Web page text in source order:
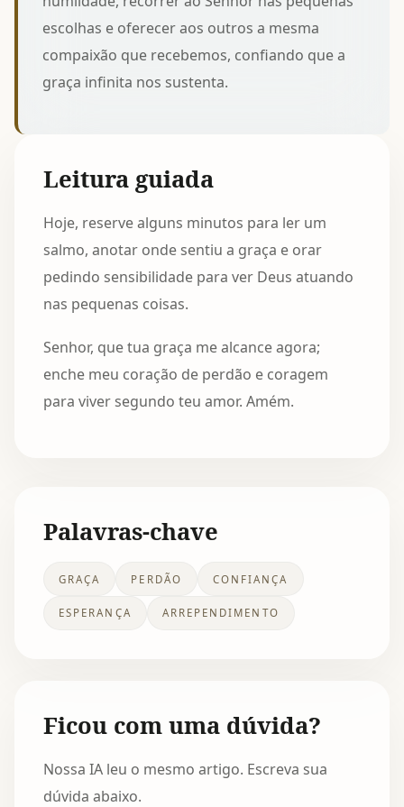
escolhas e oferecer aos outros a mesma
compaixão que recebemos, confiando que a
graça infinita nos sustenta.
Leitura guiada
Hoje, reserve alguns minutos para ler um
salmo, anotar onde sentiu a graça e orar
pedindo sensibilidade para ver Deus atuando
nas pequenas coisas.
Senhor, que tua graça me alcance agora;
enche meu coração de perdão e coragem
para viver segundo teu amor. Amém.
Palavras-chave
GRAÇA PERDÃO CONFIANÇA
ESPERANÇA ARREPENDIMENTO
Ficou com uma dúvida?
Nossa IA leu o mesmo artigo. Escreva sua
dúvida abaixo.